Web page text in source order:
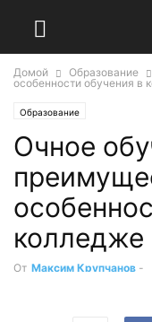
Домой Образование
особенности обучения в
Образование
Очное
колледже
От Максим Крупчанов -